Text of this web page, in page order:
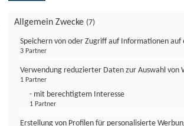
Allgemein Zwecke (7)
Speichern von oder Zugriff auf Informationen auf
3 Partner
Verwendung reduzierter Daten zur Auswahl von
1 Partner
- mit berechtigtem Interesse
1 Partner
Erstellung von Profilen für personalisierte